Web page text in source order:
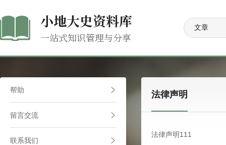
小地大史资料库
一站式知识管理与分享
帮助
留言交流
联系我们
法律声明
法律声明111